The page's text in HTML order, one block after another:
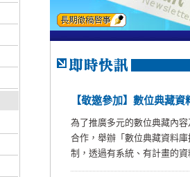
【敬邀參加】數位典藏
為了推廣多元的數位典藏內
合作，舉辦「數位典藏資料
制，透過有系統、有計畫的